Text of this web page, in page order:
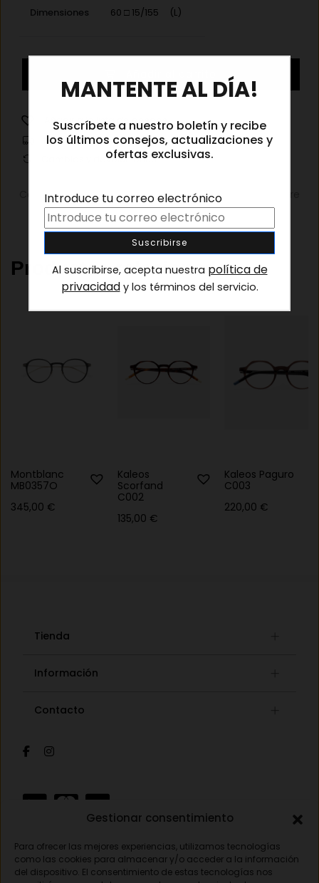
Gestionar consentimiento
Para ofrecer las mejores experiencias, utilizamos tecnologías
como las cookies para almacenar y/o acceder a la información
del dispositivo. El consentimiento de estas tecnologías nos
Dimensiones
60 □ 15/155 (L)
C001
cantidad
Añadir a la lista de deseos
Información de envíos
Cambios y devoluciones
Categorías:Gafas graduadas,Gafas graduadas hombre
Productos relacionados
Montblanc
MB0357O
345,00 €
Kaleos
Scorfand
C002
135,00 €
Kaleos Paguro
C003
220,00 €
Tienda
Información
Formas de pago
Aviso legal
Política de privacidad
Contacto
MANTENTE AL DÍA!
Suscríbete a nuestro boletín y recibe
los últimos consejos, actualizaciones y
ofertas exclusivas.
Introduce tu correo electrónico
Al suscribirse, acepta nuestra política de
privacidady los términos del servicio.